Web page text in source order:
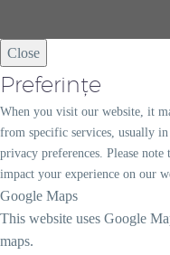
Close
Preferințe
When you visit our website, it
from specific services, usually
privacy preferences. Please
impact your experience on our
Google Maps
This website uses Google
maps.